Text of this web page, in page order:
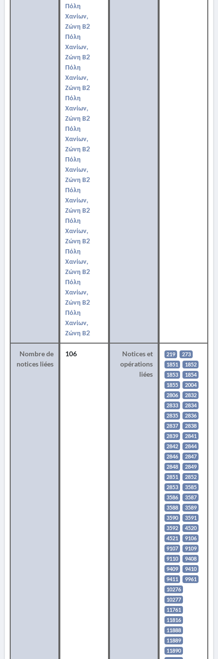
Πόλη
Χανίων,
Ζώνη Β2
Πόλη
Χανίων,
Ζώνη Β2
Πόλη
Χανίων,
Ζώνη Β2
Πόλη
Χανίων,
Ζώνη Β2
Πόλη
Χανίων,
Ζώνη Β2
Πόλη
Χανίων,
Ζώνη Β2
Πόλη
Χανίων,
Ζώνη Β2
Πόλη
Χανίων,
Ζώνη Β2
Πόλη
Χανίων,
Ζώνη Β2
Πόλη
Χανίων,
Ζώνη Β2
Πόλη
Χανίων,
Ζώνη Β2
Nombre de
notices liées
106
Notices et
opérations
liées
219
273
1851
1852
1853
1854
1855
2004
2806
2832
2833
2834
2835
2836
2837
2838
2839
2841
2842
2844
2846
2847
2848
2849
2851
2852
2853
3585
3586
3587
3588
3589
3590
3591
3592
4520
4521
9106
9107
9109
9110
9408
9409
9410
9411
9961
10276
10277
11761
11816
11888
11889
11890